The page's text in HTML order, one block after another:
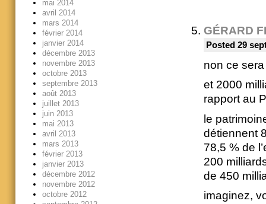
GÉRARD
Posted 29
non ce
et 2000
rapport au
le
détiennent
78,5 % de
200
de 450
imaginez,
mai 2014
avril 2014
mars 2014
février 2014
janvier 2014
décembre 2013
novembre 2013
octobre 2013
septembre 2013
août 2013
juillet 2013
juin 2013
mai 2013
avril 2013
mars 2013
février 2013
janvier 2013
décembre 2012
novembre 2012
octobre 2012